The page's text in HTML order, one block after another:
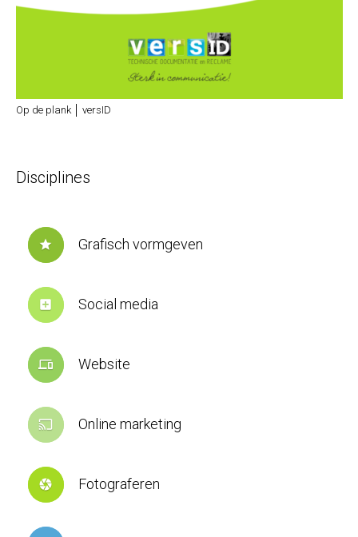
Op de plank │ versID
Disciplines
star Grafisch vormgeven
add_box Social media
devices Website
cast Online marketing
camera Fotograferen